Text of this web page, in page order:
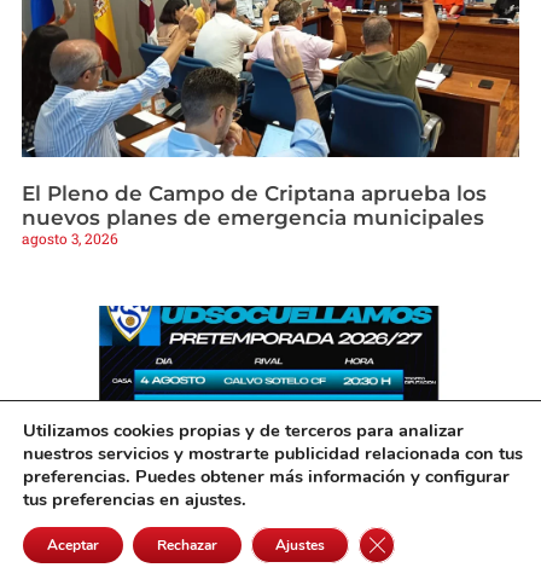
El Pleno de Campo de Criptana aprueba los
nuevos planes de emergencia municipales
agosto 3, 2026
Utilizamos cookies propias y de terceros para analizar
nuestros servicios y mostrarte publicidad relacionada con tus
preferencias. Puedes obtener más información y configurar
tus preferencias en ajustes.
Aceptar Rechazar Ajustes Cerrar el banner de